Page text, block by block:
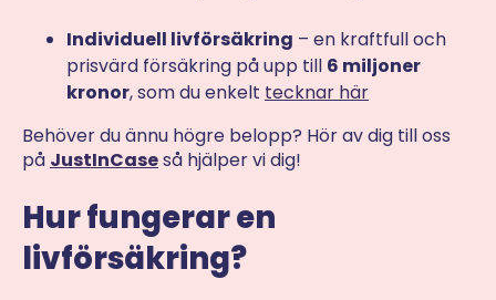
Individuell livförsäkring – en kraftfull och
prisvärd försäkring på upp till 6 miljoner
kronor, som du enkelt tecknar här
Behöver du ännu högre belopp? Hör av dig till oss
på JustInCaseså hjälper vi dig!
Hur fungerar en
livförsäkring?